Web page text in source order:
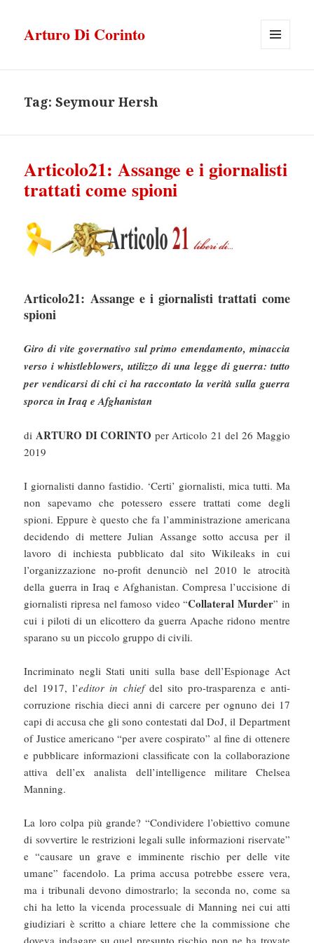
Arturo Di Corinto
Tag:Seymour Hersh
Articolo21: Assange e i giornalisti
trattati come spioni
Articolo21: Assange e i giornalisti trattati come
spioni
Giro di vite governativo sul primo emendamento, minaccia
verso i whistleblowers, utilizzo di una legge di guerra: tutto
per vendicarsi di chi ci ha raccontato la verità sulla guerra
sporca in Iraq e Afghanistan
diARTURO DI CORINTO per Articolo 21 del 26 Maggio
2019
I giornalisti danno fastidio. ‘Certi’ giornalisti, mica tutti. Ma
non sapevamo che potessero essere trattati come degli
spioni. Eppure è questo che fa l’amministrazione americana
decidendo di mettere Julian Assange sotto accusa per il
lavoro di inchiesta pubblicato dal sito Wikileaks in cui
l’organizzazione no-profit denunciò nel 2010 le atrocità
della guerra in Iraq e Afghanistan. Compresa l’uccisione di
giornalisti ripresa nel famoso video “Collateral Murder” in
cui i piloti di un elicottero da guerra Apache ridono mentre
sparano su un piccolo gruppo di civili.
Incriminato negli Stati uniti sulla base dell’Espionage Act
del 1917, l’editor in chiefdel sito pro-trasparenza e anti-
corruzione rischia dieci anni di carcere per ognuno dei 17
capi di accusa che gli sono contestati dal DoJ, il Department
of Justice americano “per avere cospirato” al fine di ottenere
e pubblicare informazioni classificate con la collaborazione
attiva dell’ex analista dell’intelligence militare Chelsea
Manning.
La loro colpa più grande? “Condividere l’obiettivo comune
di sovvertire le restrizioni legali sulle informazioni riservate”
e “causare un grave e imminente rischio per delle vite
umane” facendolo. La prima accusa potrebbe essere vera,
ma i tribunali devono dimostrarlo; la seconda no, come sa
chi ha letto la vicenda processuale di Manning nei cui atti
giudiziari è scritto a chiare lettere che la commissione che